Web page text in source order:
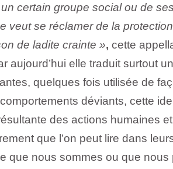
certain groupe social ou de
veut se réclamer de la
de ladite crainte », cette
aujourd’hui elle traduit surtout
quelques fois utilisée de
déviants, cette
des actions humaines et
que l’on peut lire dans
que nous sommes ou que nous